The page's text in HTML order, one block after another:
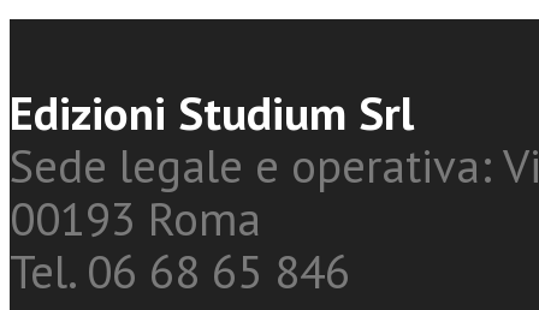
Edizioni Studium Srl
Sede legale e operativa:
00193 Roma
Tel. 06 68 65 846